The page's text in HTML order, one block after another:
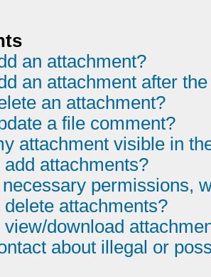
an attachment?
an attachment after
an attachment?
a file comment?
attachment visible in
attachments?
permissions,
attachments?
download
about illegal or